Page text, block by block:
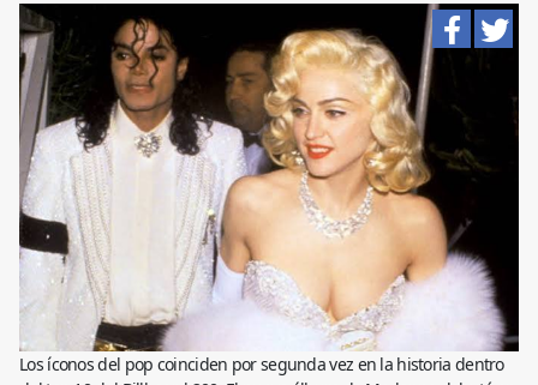
Los íconos del pop coinciden por segunda vez en la historia dentro